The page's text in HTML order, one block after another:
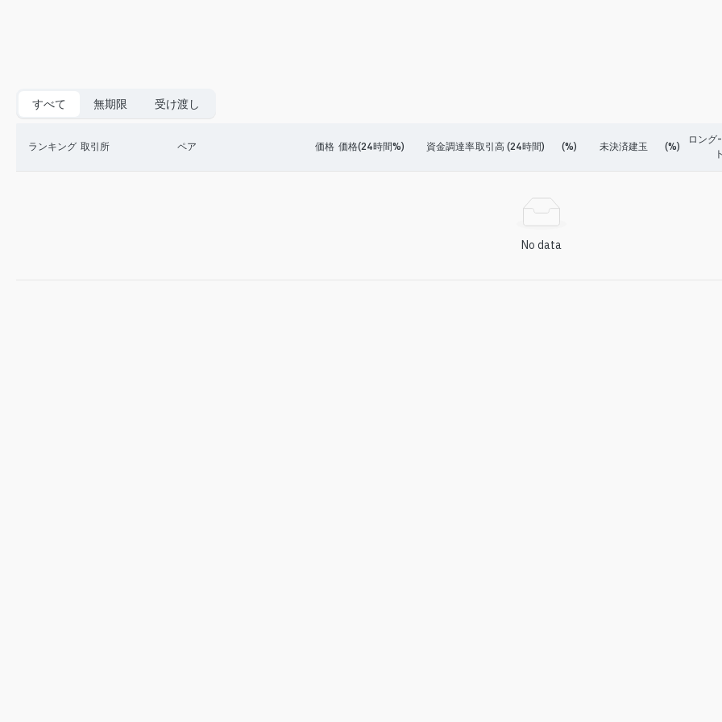
すべて 無期限 受け渡し
ランキング 取引所 ペア 価格 価格(24時間%) 資金調達率取引高 (24時間) (%) 未決済建玉 (%)
ロング
No data